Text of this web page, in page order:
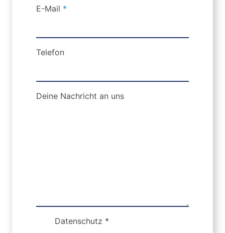
E-Mail *
Telefon
Deine Nachricht an uns
Datenschutz *